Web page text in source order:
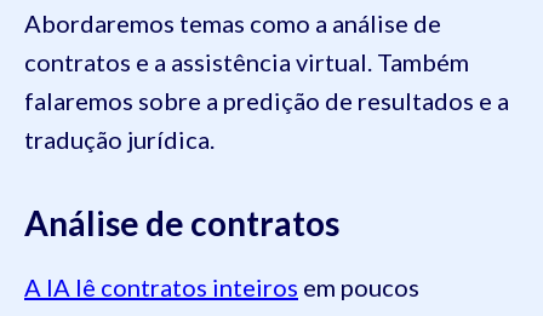
Abordaremos temas como a análise de
contratos e a assistência virtual. Também
falaremos sobre a predição de resultados e a
tradução jurídica.
Análise de contratos
A IA lê contratos inteiros em poucos